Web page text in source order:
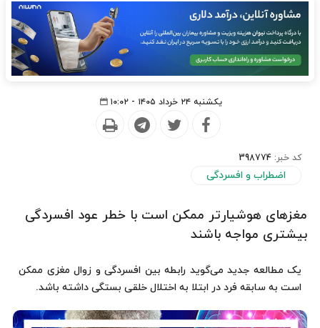
یکشنبه ۲۴ خرداد ۱۴۰۵ - ۱۰:۰۲
کد خبر: 398774
اضطراب و افسردگی
مغزهای هوشیارتر ممکن است با خطر عود افسردگی
بیشتری مواجه باشند
یک مطالعه جدید می‌گوید رابطه بین افسردگی و زوال مغزی ممکن
است به سابقه فرد در ابتلا به اختلال خلقی بستگی داشته باشد.